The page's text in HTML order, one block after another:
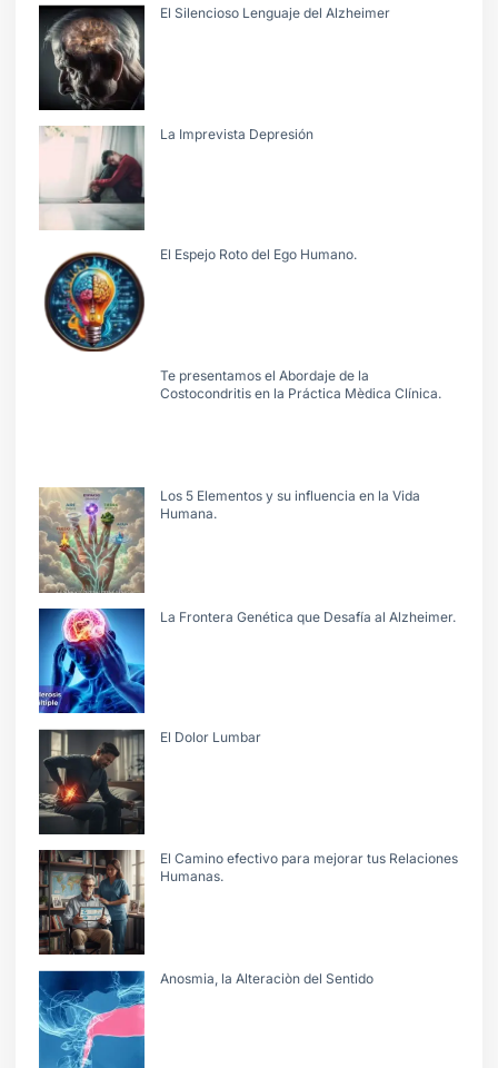
El Silencioso Lenguaje del Alzheimer
La Imprevista Depresión
El Espejo Roto del Ego Humano.
Te presentamos el Abordaje de la
Costocondritis en la Práctica Mèdica Clínica.
Los 5 Elementos y su influencia en la Vida
Humana.
La Frontera Genética que Desafía al Alzheimer.
El Dolor Lumbar
El Camino efectivo para mejorar tus Relaciones
Humanas.
Anosmia, la Alteraciòn del Sentido